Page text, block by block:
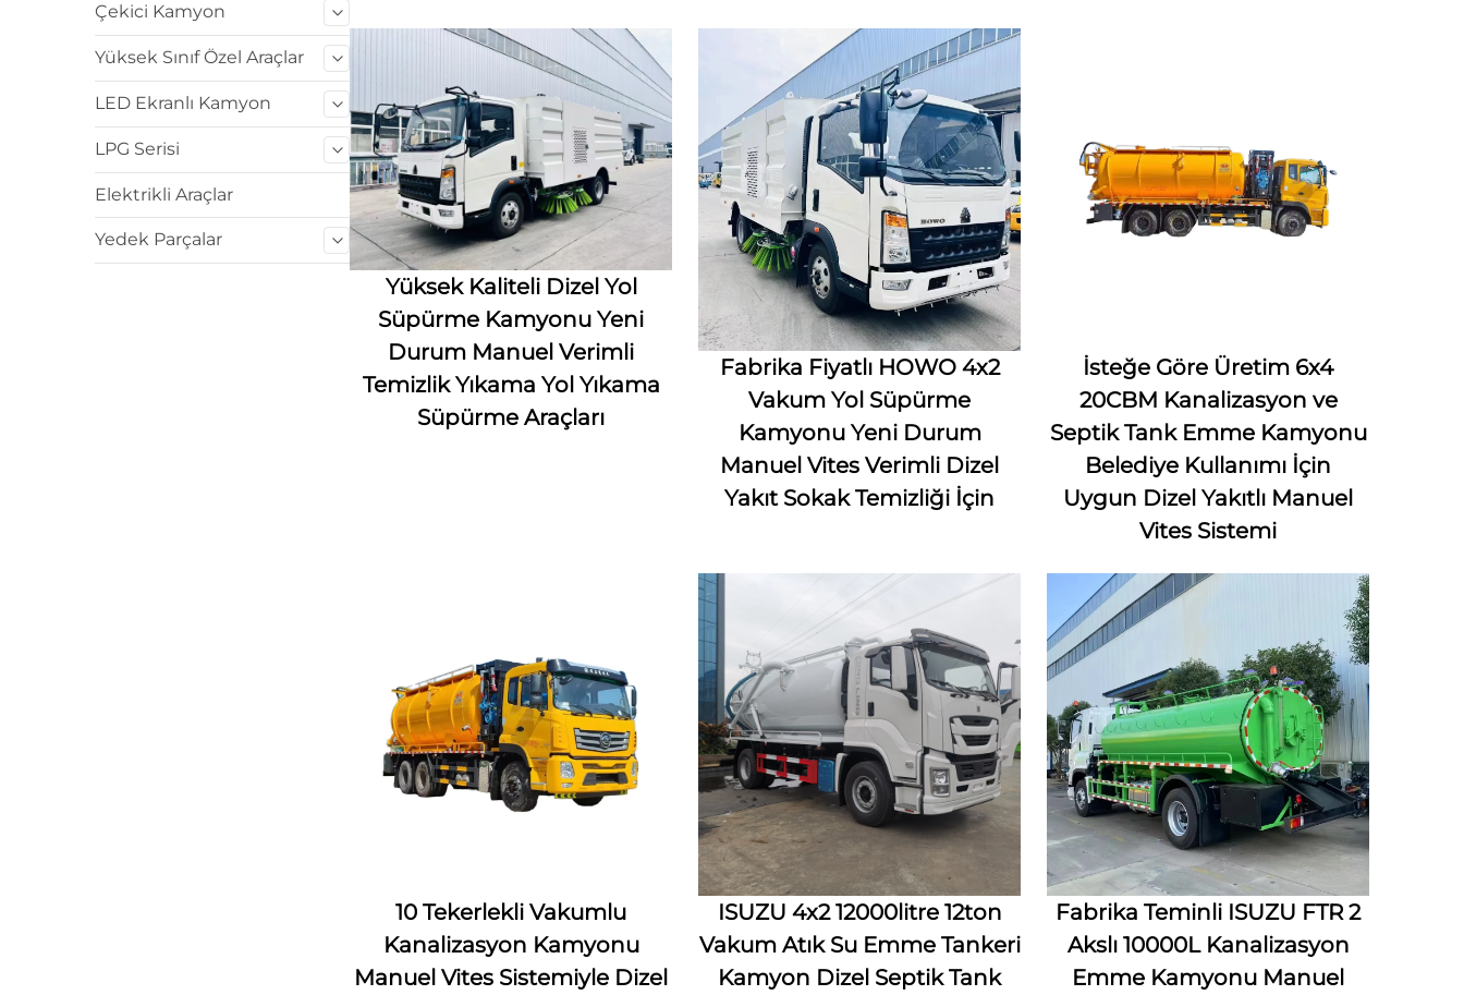
Çekici Kamyon
Yüksek Sınıf Özel Araçlar
LED Ekranlı Kamyon
LPG Serisi
Elektrikli Araçlar
Yedek Parçalar
Yüksek Kaliteli Dizel Yol
Süpürme Kamyonu Yeni
Durum Manuel Verimli
Temizlik Yıkama Yol Yıkama
Süpürme Araçları
Fabrika Fiyatlı HOWO 4x2
Vakum Yol Süpürme
Kamyonu Yeni Durum
Manuel Vites Verimli Dizel
Yakıt Sokak Temizliği İçin
İsteğe Göre Üretim 6x4
20CBM Kanalizasyon ve
Septik Tank Emme Kamyonu
Belediye Kullanımı İçin
Uygun Dizel Yakıtlı Manuel
Vites Sistemi
10 Tekerlekli Vakumlu
Kanalizasyon Kamyonu
Manuel Vites Sistemiyle Dizel
ISUZU 4x2 12000litre 12ton
Vakum Atık Su Emme Tankeri
Kamyon Dizel Septik Tank
Fabrika Teminli ISUZU FTR 2
Akslı 10000L Kanalizasyon
Emme Kamyonu Manuel